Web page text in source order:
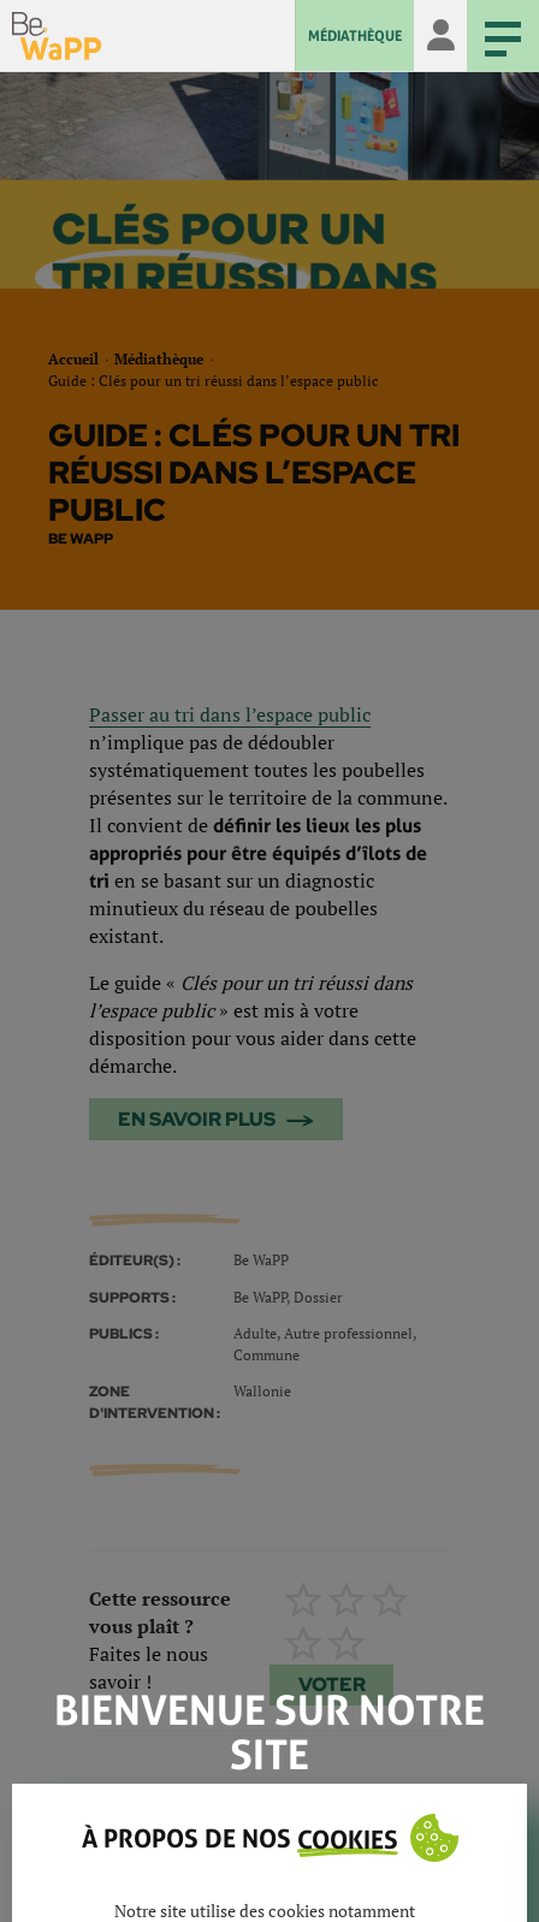
MÉDIATHÈQUE
Accueil
Médiathèque
Guide : Clés pour un tri réussi dans l’espace public
GUIDE : CLÉS POUR UN TRI
RÉUSSI DANS L’ESPACE
PUBLIC
BE WAPP
Passer au tri dans l’espace public
n’implique pas de dédoubler
systématiquement toutes les poubelles
présentes sur le territoire de la commune.
Il convient de définir les lieux les plus
appropriés pour être équipés d’îlots de
tri en se basant sur un diagnostic
minutieux du réseau de poubelles
existant.
Le guide « Clés pour un tri réussi dans
l’espace public» est mis à votre
disposition pour vous aider dans cette
démarche.
EN SAVOIR PLUS
ÉDITEUR(S) : Be WaPP
SUPPORTS : Be WaPP, Dossier
PUBLICS :
Adulte, Autre professionnel,
Commune
ZONE
D'INTERVENTION :
Wallonie
Cette ressource
vous plaît ?
Faites le nous
savoir !
VOTER
COMMENTAIRES
BIENVENUE SUR NOTRE
SITE
À PROPOS DE NOS COOKIES
Notre site utilise des cookies notamment